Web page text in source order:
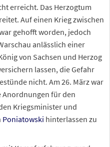
erreicht. Das Herzogtum
Auf einen Krieg zwischen
gehofft worden, jedoch
anlässlich einer
von Sachsen und Herzog
lassen, die Gefahr
nicht. Am 26. März war
Anordnungen für den
Kriegsminister und
Poniatowski hinterlassen zu